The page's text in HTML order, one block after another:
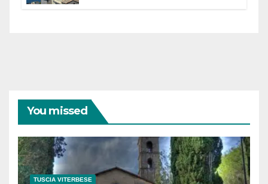
You missed
TUSCIA VITERBESE